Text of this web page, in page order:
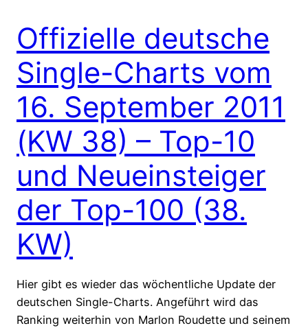
Offizielle deutsche
Single-Charts vom
16. September 2011
(KW 38) – Top-10
und Neueinsteiger
der Top-100 (38.
KW)
Hier gibt es wieder das wöchentliche Update der
deutschen Single-Charts. Angeführt wird das
Ranking weiterhin von Marlon Roudette und seinem